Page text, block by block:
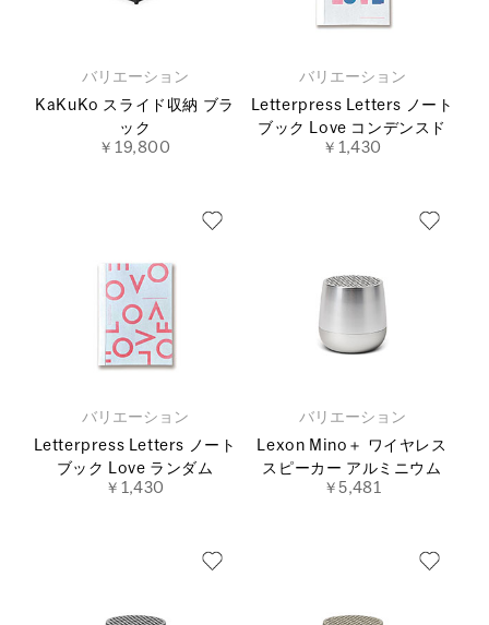
バリエーション
KaKuKo スライド収納 ブラ
ック
￥19,800
バリエーション
Letterpress Letters ノート
ブック Love コンデンスド
￥1,430
バリエーション
Letterpress Letters ノート
ブック Love ランダム
￥1,430
バリエーション
Lexon Mino＋ ワイヤレス
スピーカー アルミニウム
￥5,481